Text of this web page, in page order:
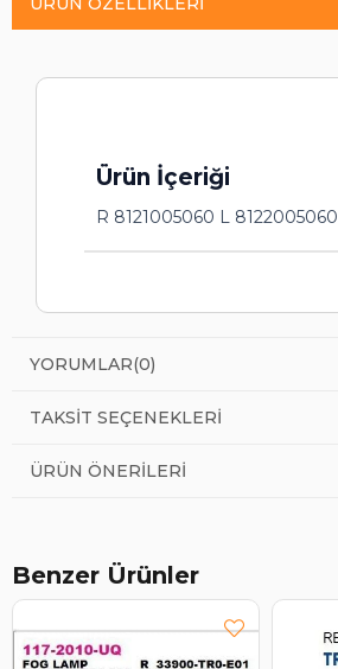
Ürün İçeriği
R 8121005060 L 8122005060
YORUMLAR(0)
TAKSIT SEÇENEKLERI
ÜRÜN ÖNERILERI
Benzer Ürünler